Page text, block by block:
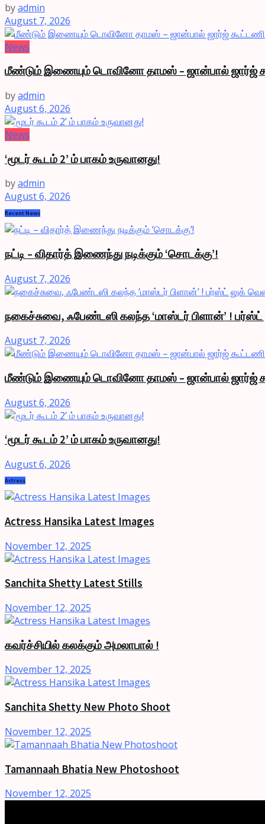
byadmin
August 7, 2026
News
மீண்டும் இணையும் டொவினோ தாமஸ் – ஜான்பால் ஜார்ஜ்
byadmin
August 6, 2026
News
‘மூடர் கூடம் 2’ ம் பாகம் உருவானது!
byadmin
August 6, 2026
Recent News
நட்டி – விதார்த் இணைந்து நடிக்கும் ‘சொடக்கு’!
August 7, 2026
நகைச்சுவை, ஃபேண்டஸி கலந்த ‘மாஸ்டர் பிளான்’ ! பர்ஸ்ட்
August 7, 2026
மீண்டும் இணையும் டொவினோ தாமஸ் – ஜான்பால் ஜார்ஜ்
August 6, 2026
‘மூடர் கூடம் 2’ ம் பாகம் உருவானது!
August 6, 2026
Actress
Actress Hansika Latest Images
November 12, 2025
Sanchita Shetty Latest Stills
November 12, 2025
கவர்ச்சியில் கலக்கும் அமலாபால் !
November 12, 2025
Sanchita Shetty New Photo Shoot
November 12, 2025
Tamannaah Bhatia New Photoshoot
November 12, 2025